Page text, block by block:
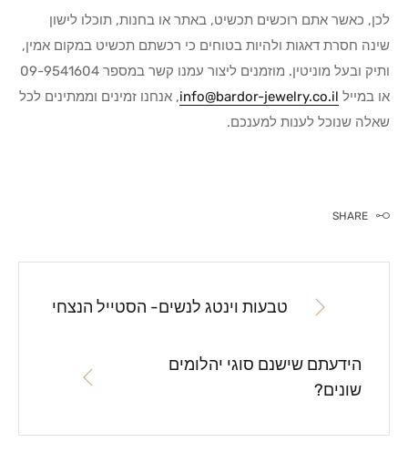
לכן, כאשר אתם רוכשים תכשיט, באתר או בחנות, תוכלו לישון
שינה חסרת דאגות ולהיות בטוחים כי רכשתם תכשיט במקום אמין,
ותיק ובעל מוניטין. מוזמנים ליצור עמנו קשר במספר 09-9541604
או במייל info@bardor-jewelry.co.il, אנחנו זמינים וממתינים לכל
שאלה שנוכל לענות למענכם.
SHARE
טבעות וינטג לנשים- הסטייל הנצחי
הידעתם שישנם סוגי יהלומים
שונים?